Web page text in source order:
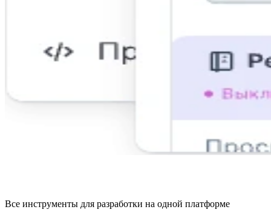
Все инструменты для разработки на одной платформе